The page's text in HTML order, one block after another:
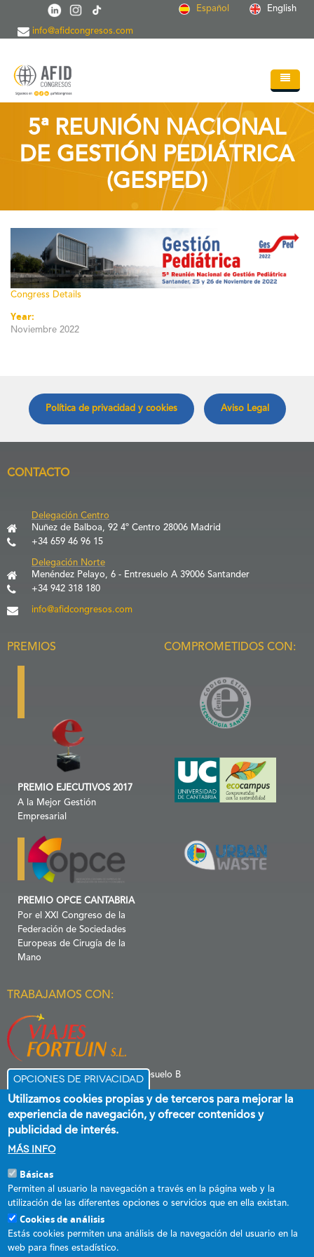
Pasar al contenido principal Español English
info@afidcongresos.com
Inicio
Quiénes somos
Soc.Científicas
Blog
Contacto
5ª REUNIÓN NACIONAL
DE GESTIÓN PEDIÁTRICA
(GESPED)
Congress Details
Year:
Noviembre 2022
Política de privacidad y cookies Aviso Legal
CONTACTO
Delegación Centro
Nuñez de Balboa, 92 4º Centro 28006 Madrid
+34 659 46 96 15
Delegación Norte
Menéndez Pelayo, 6 - Entresuelo A 39006 Santander
+34 942 318 180
info@afidcongresos.com
PREMIOS
PREMIO EJECUTIVOS 2017
A la Mejor Gestión
Empresarial
PREMIO OPCE CANTABRIA
Por el XXI Congreso de la
Federación de Sociedades
Europeas de Cirugía de la
Mano
COMPROMETIDOS CON:
TRABAJAMOS CON:
C/ Menéndez Pelayo 6 Entresuelo B
Esta empresa ha recibido una subvención destinada a promover el
empleo estable y de calidad, cofinanciada al 60 % por el Fondo Social
Europeo plus y el Gobierno de Cantabria a través del Programa
Operativo FSE+ de Cantabria 2021-2027.
DECRETO 31/2017, de 18 de mayo, por el que se regula el
Opciones de privacidad
Utilizamos cookies propias y de terceros para mejorar la
experiencia de navegación, y ofrecer contenidos y
publicidad de interés.
Más info
Básicas
Permiten al usuario la navegación a través en la página web y la
utilización de las diferentes opciones o servicios que en ella existan.
Cookies de análisis
Estás cookies permiten una análisis de la navegación del usuario en la
web para fines estadístico.